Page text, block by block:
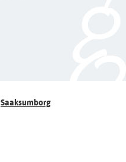
Saaksumborg